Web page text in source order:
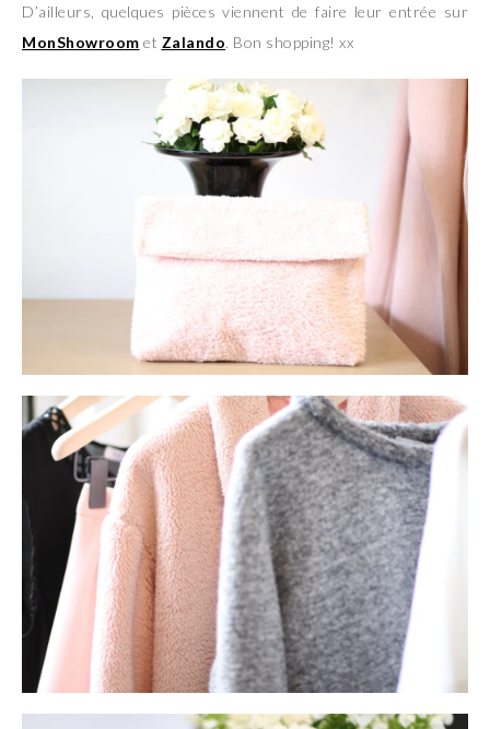
D’ailleurs, quelques pièces viennent de faire leur entrée sur
MonShowroom et Zalando. Bon shopping! xx